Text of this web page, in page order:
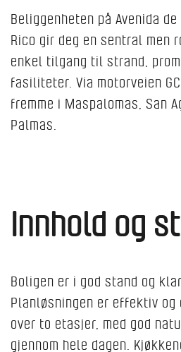
Beliggenheten på Avenida
Rico gir deg en sentral men
enkel tilgang til strand,
fasiliteter. Via motorveien
fremme i Maspalomas, San
Palmas.
Innhold og
Boligen er i god stand og
Planløsningen er effektiv og
over to etasjer, med god
gjennom hele dagen.